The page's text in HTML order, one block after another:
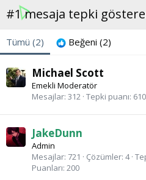
#1 mesaja tepki
Tümü (2) Beğeni (2)
Michael Scott
Emekli Moderatör
Mesajlar 312 Tepki puanı 610
JakeDunn
Admin
Mesajlar 721 Çözümler 4
Puanları 200